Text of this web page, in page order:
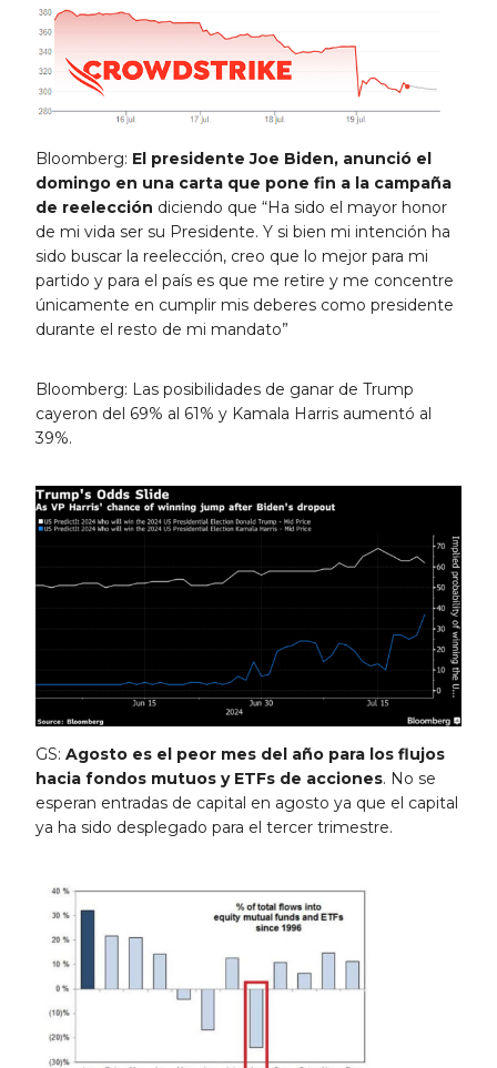
Bloomberg: El presidente Joe Biden, anunció el
domingo en una carta que pone fin a la campaña
de reelección diciendo que “Ha sido el mayor honor
de mi vida ser su Presidente. Y si bien mi intención ha
sido buscar la reelección, creo que lo mejor para mi
partido y para el país es que me retire y me concentre
únicamente en cumplir mis deberes como presidente
durante el resto de mi mandato”
Bloomberg: Las posibilidades de ganar de Trump
cayeron del 69% al 61% y Kamala Harris aumentó al
39%.
GS: Agosto es el peor mes del año para los flujos
hacia fondos mutuos y ETFs de acciones. No se
esperan entradas de capital en agosto ya que el capital
ya ha sido desplegado para el tercer trimestre.